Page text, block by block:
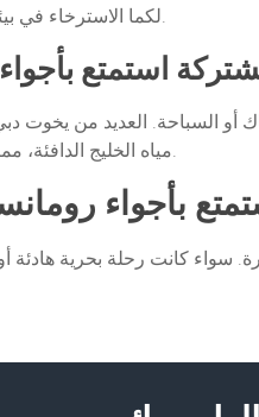
لكما الاسترخاء في بيئة طبيعية وهادئة، مثالية لخلق ذكريات لا تُنسى.
استمتع
أو السباحة. العديد من يخوت
مياه الخليج الدافئة، مما يضيف بعدًا من الإثارة إلى تجربتك الرومانسية.
بأجواء
سواء كانت رحلة بحرية